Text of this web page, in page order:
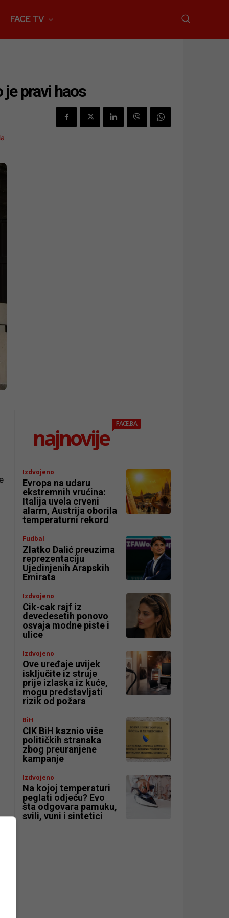
FACE TV
pravi haos
najnovije
FACE.BA
Izdvojeno
Evropa na udaru
ekstremnih vrućina:
Italija uvela crveni
alarm, Austrija oborila
temperaturni rekord
Fudbal
Zlatko Dalić preuzima
reprezentaciju
Ujedinjenih Arapskih
Emirata
Izdvojeno
Cik-cak rajf iz
devedesetih ponovo
osvaja modne piste i
ulice
Izdvojeno
Ove uređaje uvijek
isključite iz struje
prije izlaska iz kuće,
mogu predstavljati
rizik od požara
BiH
CIK BiH kaznio više
političkih stranaka
zbog preuranjene
kampanje
Izdvojeno
Na kojoj temperaturi
peglati odjeću? Evo
šta odgovara pamuku,
svili, vuni i sintetici